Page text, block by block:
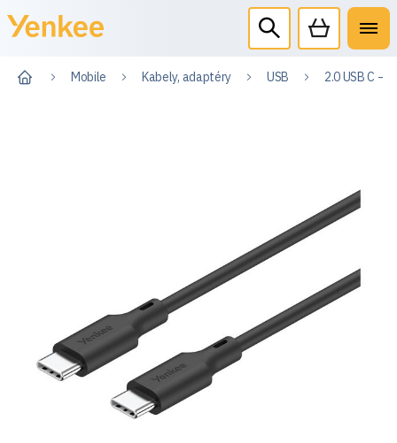
Mobile Kabely, adaptéry USB 2.0 USB C –